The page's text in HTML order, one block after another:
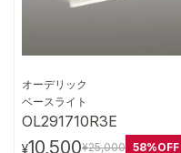
オーデリック
ベースライト
OL291710R3E
¥10,500¥25,000 58%OFF